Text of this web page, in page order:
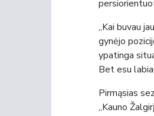
„Kai buvau
gynėjo
ypatinga
Bet esu
Pirmąsias
„Kauno